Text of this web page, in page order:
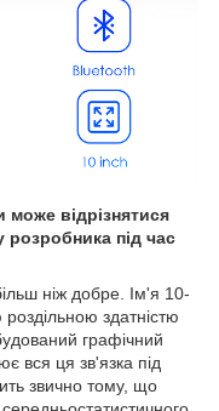
може відрізнятися
розробника під час
ніж добре. Ім'я 10-
здатністю
графічний
вся ця зв'язка під
звично тому, що